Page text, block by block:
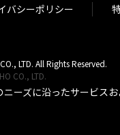
バシーポリシー
LTD. All Rights Reserved.
CO., LTD.
ーズに沿ったサービ